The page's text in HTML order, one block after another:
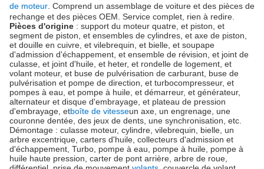
de moteur . Comprend un assemblage de voiture et des pièces de
rechange et des pièces OEM. Service complet, rien à redire.
Pièces d'origine : support du moteur quatre, et piston, et
segment de piston, et ensembles de cylindres, et axe de piston,
et douille en cuivre, et vilebrequin, et bielle, et soupape
d'admission d'échappement, et ensemble de révision, et joint de
culasse, et joint d'huile, et heter, et rondelle de logement, et
volant moteur, et buse de pulvérisation de carburant, buse de
pulvérisation et pompe de direction, et turbocompresseur, et
pompes à eau, et pompe à huile, et démarreur, et générateur,
alternateur et disque d'embrayage, et plateau de pression
d'embrayage, etboîte de vitesseun axe, un engrenage, une
couronne dentée, des jeux de dents, une synchronisation, etc.
Démontage : culasse moteur, cylindre, vilebrequin, bielle, un
arbre excentrique, carters d'huile, collecteurs d'admission et
d'échappement, Turbo, pompe à eau, pompe à huile, pompe à
huile haute pression, carter de pont arrière, arbre de roue,